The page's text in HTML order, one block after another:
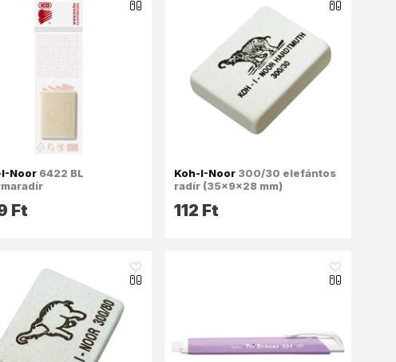
Noor6422 BL
Ft
Koh-I-Noor 300/30 elefántos
radír (35x9x28 mm)
112 Ft
like_16 like_16